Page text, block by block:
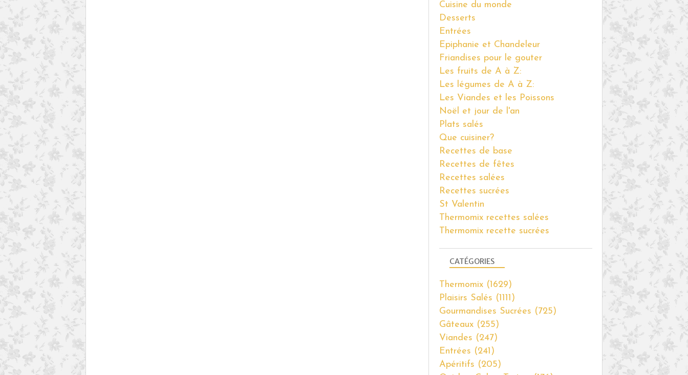
Cuisine du monde
Desserts
Entrées
Epiphanie et Chandeleur
Friandises pour le gouter
Les fruits de A à Z:
Les légumes de A à Z:
Les Viandes et les Poissons
Noël et jour de l'an
Plats salés
Que cuisiner?
Recettes de base
Recettes de fêtes
Recettes salées
Recettes sucrées
St Valentin
Thermomix recettes salées
Thermomix recette sucrées
CATÉGORIES
Thermomix (1629)
Plaisirs Salés (1111)
Gourmandises Sucrées (725)
Gâteaux (255)
Viandes (247)
Entrées (241)
Apéritifs (205)